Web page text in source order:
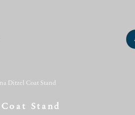
Ditzel Coat Stand
Stand